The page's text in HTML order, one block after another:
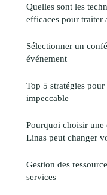
Quelles sont les
efficaces pour traiter
Sélectionner un
événement
Top 5 stratégies
impeccable
Pourquoi choisir une
Linas peut changer
Gestion des
services